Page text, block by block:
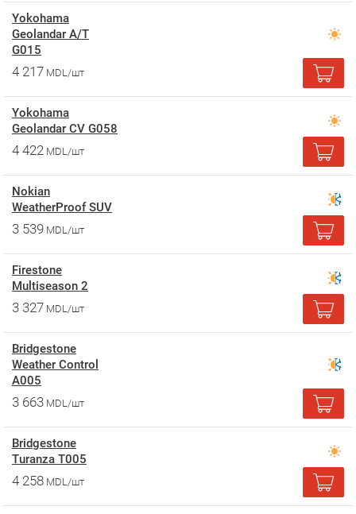
Yokohama
Geolandar A/T
G015
4 217 MDL/шт
Yokohama
Geolandar CV G058
4 422 MDL/шт
Nokian
WeatherProof SUV
3 539 MDL/шт
Firestone
Multiseason 2
3 327 MDL/шт
Bridgestone
Weather Control
A005
3 663 MDL/шт
Bridgestone
Turanza T005
4 258 MDL/шт